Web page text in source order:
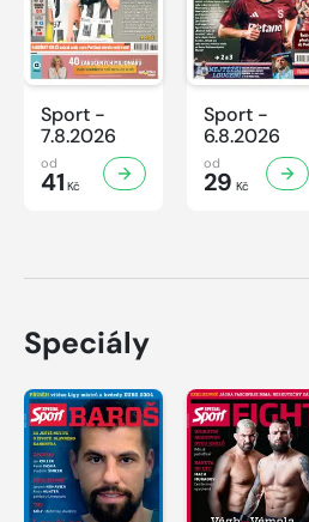
Sport -
7.8.2026
od
41 Kč
Sport -
6.8.2026
od
29 Kč
Speciály